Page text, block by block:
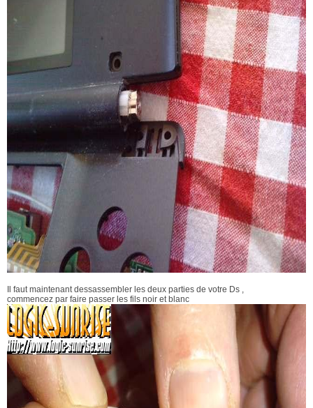
Il faut maintenant dessassembler les deux parties de votre Ds ,
commencez par faire passer les fils noir et blanc